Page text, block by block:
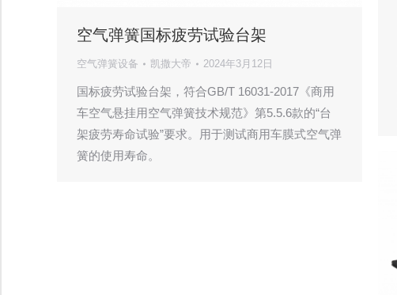
空气弹簧国标疲劳试验台架
空气弹簧设备 凯撒大帝 2024年3月12日
国标疲劳试验台架，符合GB/T 16031-2017《商用
车空气悬挂用空气弹簧技术规范》第5.5.6款的“台
架疲劳寿命试验”要求。用于测试商用车膜式空气弹
簧的使用寿命。